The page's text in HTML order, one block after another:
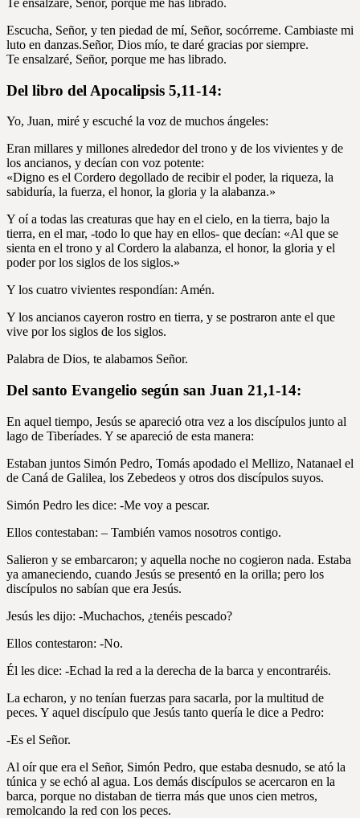
Te ensalzaré, Señor, porque me has librado.
Escucha, Señor, y ten piedad de mí, Señor, socórreme. Cambiaste mi
luto en danzas.Señor, Dios mío, te daré gracias por siempre.
Te ensalzaré, Señor, porque me has librado.
Del libro del Apocalipsis 5,11-14:
Yo, Juan, miré y escuché la voz de muchos ángeles:
Eran millares y millones alrededor del trono y de los vivientes y de
los ancianos, y decían con voz potente:
«Digno es el Cordero degollado de recibir el poder, la riqueza, la
sabiduría, la fuerza, el honor, la gloria y la alabanza.»
Y oí a todas las creaturas que hay en el cielo, en la tierra, bajo la
tierra, en el mar, -todo lo que hay en ellos- que decían: «Al que se
sienta en el trono y al Cordero la alabanza, el honor, la gloria y el
poder por los siglos de los siglos.»
Y los cuatro vivientes respondían: Amén.
Y los ancianos cayeron rostro en tierra, y se postraron ante el que
vive por los siglos de los siglos.
Palabra de Dios, te alabamos Señor.
Del santo Evangelio según san Juan 21,1-14:
En aquel tiempo, Jesús se apareció otra vez a los discípulos junto al
lago de Tiberíades. Y se apareció de esta manera:
Estaban juntos Simón Pedro, Tomás apodado el Mellizo, Natanael el
de Caná de Galilea, los Zebedeos y otros dos discípulos suyos.
Simón Pedro les dice: -Me voy a pescar.
Ellos contestaban: – También vamos nosotros contigo.
Salieron y se embarcaron; y aquella noche no cogieron nada. Estaba
ya amaneciendo, cuando Jesús se presentó en la orilla; pero los
discípulos no sabían que era Jesús.
Jesús les dijo: -Muchachos, ¿tenéis pescado?
Ellos contestaron: -No.
Él les dice: -Echad la red a la derecha de la barca y encontraréis.
La echaron, y no tenían fuerzas para sacarla, por la multitud de
peces. Y aquel discípulo que Jesús tanto quería le dice a Pedro:
-Es el Señor.
Al oír que era el Señor, Simón Pedro, que estaba desnudo, se ató la
túnica y se echó al agua. Los demás discípulos se acercaron en la
barca, porque no distaban de tierra más que unos cien metros,
remolcando la red con los peces.